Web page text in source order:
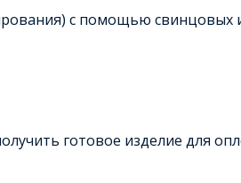
с помощью свинцовых
готовое изделие для